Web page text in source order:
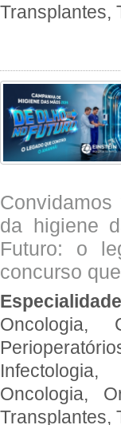
Transplantes,
da higiene
Futuro: o
concurso
Oncologia,
Infectologia,
Oncologia,
Transplantes,